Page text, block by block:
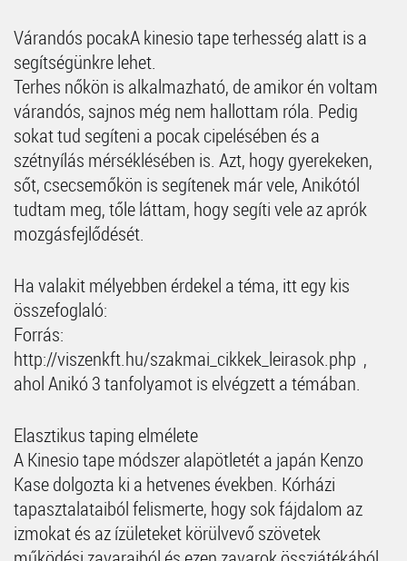
Várandós pocakA kinesio tape terhesség alatt is a
segítségünkre lehet.
Terhes nőkön is alkalmazható, de amikor én voltam
várandós, sajnos még nem hallottam róla. Pedig
sokat tud segíteni a pocak cipelésében és a
szétnyílás mérséklésében is. Azt, hogy gyerekeken,
sőt, csecsemőkön is segítenek már vele, Anikótól
tudtam meg, tőle láttam, hogy segíti vele az aprók
mozgásfejlődését.
Ha valakit mélyebben érdekel a téma, itt egy kis
összefoglaló:
Forrás:
http://viszenkft.hu/szakmai_cikkek_leirasok.php ,
ahol Anikó 3 tanfolyamot is elvégzett a témában.
Elasztikus taping elmélete
A Kinesio tape módszer alapötletét a japán Kenzo
Kase dolgozta ki a hetvenes években. Kórházi
tapasztalataiból felismerte, hogy sok fájdalom az
izmokat és az ízületeket körülvevő szövetek